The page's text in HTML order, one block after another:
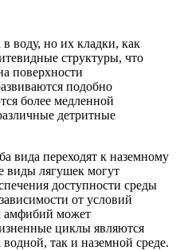
воду, но их кладки, как
структуры, что
поверхности
подобно
более медленной
детритные
вида переходят к наземному
виды лягушек могут
доступности среды
от условий
амфибий может
циклы являются
так и наземной среде.